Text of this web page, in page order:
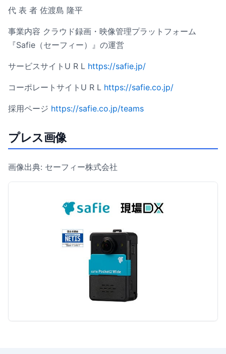
代 表 者 佐渡島 隆平
事業内容 クラウド録画・映像管理プラットフォーム
『Safie（セーフィー）』の運営
サービスサイトU R L https://safie.jp/
コーポレートサイトU R L https://safie.co.jp/
採用ページ https://safie.co.jp/teams
プレス画像
画像出典: セーフィー株式会社